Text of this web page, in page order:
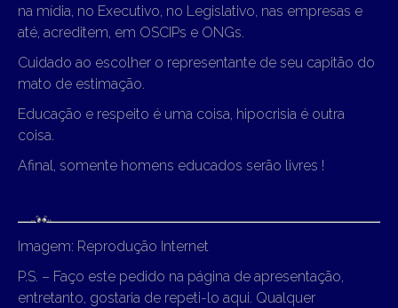
na mídia, no Executivo, no Legislativo, nas empresas e
até, acreditem, em OSCIPs e ONGs.
Cuidado ao escolher o representante de seu capitão do
mato de estimação.
Educação e respeito é uma coisa, hipocrisia é outra
coisa.
Afinal, somente homens educados serão livres !
Imagem: Reprodução Internet
P.S. – Faço este pedido na página de apresentação,
entretanto, gostaria de repeti-lo aqui. Qualquer